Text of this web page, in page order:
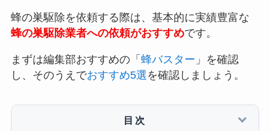
蜂の巣駆除を依頼する際は、基本的に実績豊富な
蜂の巣駆除業者への依頼がおすすめです。
まずは編集部おすすめの「 蜂バスター 」を確認
し、そのうえでおすすめ5選 を確認しましょう。
目次